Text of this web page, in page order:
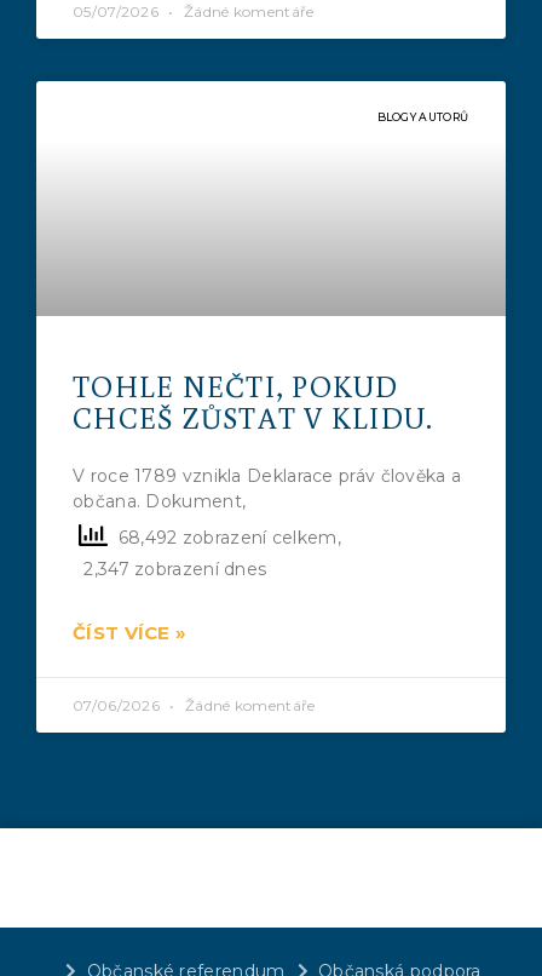
05/07/2026 Žádné komentáře
BLOGY AUTORŮ
TOHLE NEČTI, POKUD
CHCEŠ ZŮSTAT V KLIDU.
V roce 1789 vznikla Deklarace práv člověka a
občana. Dokument,
68,492 zobrazení celkem,
2,347 zobrazení dnes
ČÍST VÍCE »
07/06/2026 Žádné komentáře
Občanské referendum Občanská podpora